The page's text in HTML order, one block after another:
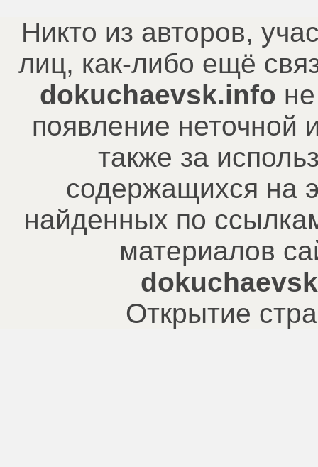
Никто из авторов,
лиц, как-либо ещё
dokuchaevsk.info
появление
также за
содержащихся на
найденных по
материалов
Открытие